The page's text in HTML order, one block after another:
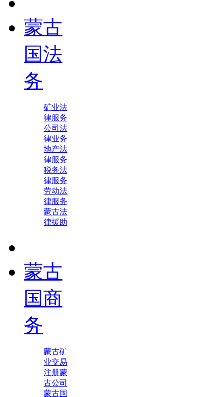
蒙古
国法
务
矿业法
律服务
公司法
律业务
地产法
律服务
税务法
律服务
劳动法
律服务
蒙古法
律援助
蒙古
国商
务
蒙古矿
业交易
注册蒙
古公司
蒙古国